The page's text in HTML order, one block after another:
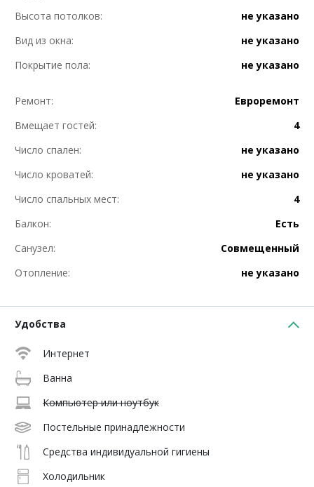
Высота потолков:
не указано
Вид из окна:
не указано
Покрытие пола:
не указано
Ремонт:
Евроремонт
Вмещает гостей:
4
Число спален:
не указано
Число кроватей:
не указано
Число спальных мест:
4
Балкон:
Есть
Санузел:
Совмещенный
Отопление:
не указано
Удобства
Интернет
Ванна
Компьютер или ноутбук
Постельные принадлежности
Средства индивидуальной гигиены
Холодильник